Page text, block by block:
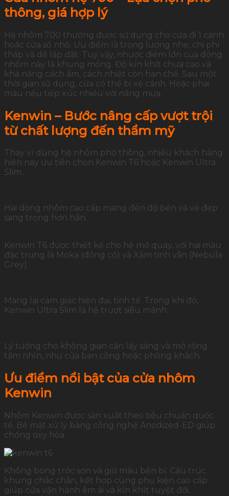
thông, giá hợp lý
Hệ nhôm 700 thường được sử dụng cho cửa đi 1 cánh
hoặc cửa sổ nhỏ. Ưu điểm là trọng lượng nhẹ, chi phí
thấp và dễ lắp đặt. Tuy vậy, nhược điểm lớn của dòng
nhôm này là khung mỏng. Độ kín khít chưa cao và
khả năng cách âm, cách nhiệt còn hạn chế. Sau một
thời gian sử dụng, cửa có thể bị xệ cánh. Hoặc phai
màu nếu tiếp xúc nhiều với nắng mưa.
Kenwin – Bước nâng cấp vượt trội
từ chất lượng đến thẩm mỹ
Thay vì dùng hệ nhôm phổ thông, nhiều khách hàng
hiện nay ưu tiên chọn Kenwin T6 hoặc Kenwin Ultra
Slim.
Hai dòng nhôm cao cấp mang đến độ bền và vẻ đẹp
sang trọng hơn hẳn.
Kenwin T6 được thiết kế cho hệ mở quay, với hai màu
đặc trưng là Moka (đồng cổ) và Xám tinh vân (Nebula
Grey).
Mang lại cảm giác hiện đại, tinh tế. Trong khi đó,
Kenwin Ultra Slim là hệ trượt siêu mảnh.
Lý tưởng cho không gian cần lấy sáng và mở rộng
tầm nhìn, như cửa ban công hoặc phòng khách.
Ưu điểm nổi bật của cửa nhôm
Kenwin
Nhôm Kenwin được sản xuất theo tiêu chuẩn quốc
tế. Bề mặt xử lý bằng công nghệ Anodized-ED giúp
chống oxy hóa.
Không bong tróc sơn và giữ màu bền bỉ. Cấu trúc
khung chắc chắn, kết hợp cùng phụ kiện cao cấp
giúp cửa vận hành êm ái và kín khít tuyệt đối.